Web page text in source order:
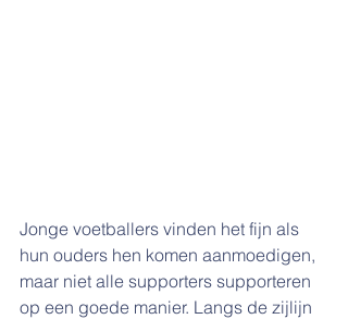
Jonge voetballers vinden het fijn als
hun ouders hen komen aanmoedigen,
maar niet alle supporters supporteren
op een goede manier. Langs de zijlijn